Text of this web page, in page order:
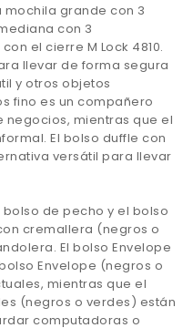
mochila grande con 3
con 3
el cierre M Lock 4810.
llevar de forma segura
y otros objetos
fino es un compañero
mientras que el
El bolso duffle con
versátil para llevar
bolso de pecho y el bolso
cremallera (negros o
El bolso Envelope
Envelope (negros o
mientras que el
(negros o verdes) están
computadoras o